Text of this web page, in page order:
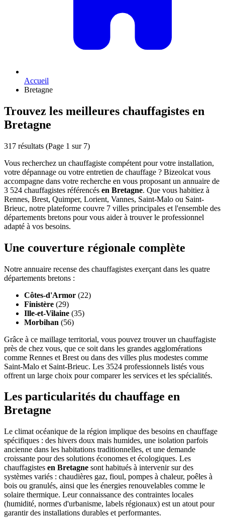
Accueil
Bretagne
Trouvez les meilleures chauffagistes en
Bretagne
317 résultats (Page 1 sur 7)
Vous recherchez un chauffagiste compétent pour votre installation,
votre dépannage ou votre entretien de chauffage ? Bizeolcat vous
accompagne dans votre recherche en vous proposant un annuaire de
3 524 chauffagistes référencés en Bretagne. Que vous habitiez à
Rennes, Brest, Quimper, Lorient, Vannes, Saint-Malo ou Saint-
Brieuc, notre plateforme couvre 7 villes principales et l'ensemble des
départements bretons pour vous aider à trouver le professionnel
adapté à vos besoins.
Une couverture régionale complète
Notre annuaire recense des chauffagistes exerçant dans les quatre
départements bretons :
Côtes-d'Armor (22)
Finistère (29)
Ille-et-Vilaine (35)
Morbihan (56)
Grâce à ce maillage territorial, vous pouvez trouver un chauffagiste
près de chez vous, que ce soit dans les grandes agglomérations
comme Rennes et Brest ou dans des villes plus modestes comme
Saint-Malo et Saint-Brieuc. Les 3524 professionnels listés vous
offrent un large choix pour comparer les services et les spécialités.
Les particularités du chauffage en
Bretagne
Le climat océanique de la région implique des besoins en chauffage
spécifiques : des hivers doux mais humides, une isolation parfois
ancienne dans les habitations traditionnelles, et une demande
croissante pour des solutions économes et écologiques. Les
chauffagistes en Bretagne sont habitués à intervenir sur des
systèmes variés : chaudières gaz, fioul, pompes à chaleur, poêles à
bois ou granulés, ainsi que les énergies renouvelables comme le
solaire thermique. Leur connaissance des contraintes locales
(humidité, normes d'urbanisme, labels régionaux) est un atout pour
garantir des installations durables et performantes.